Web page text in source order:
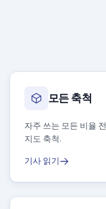
모든 축척
자주 쓰는 모든 비율
지도 축척.
기사 읽기